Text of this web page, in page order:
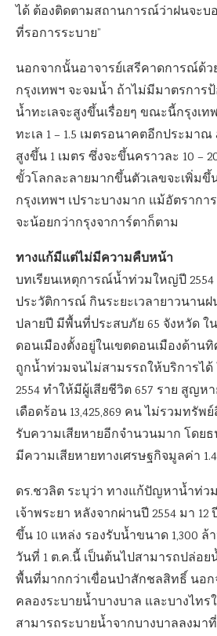
ได้ ต้องติดตามสถานการณ์ว่าฝนจะบ
ที่รอการระบาย”
นอกจากนั้นอาจารย์เสรีคาดการณ์ด้
กรุงเทพฯ จะจมน้ำ ถ้าไม่มีมาตรการ
น้ำทะเลจะสูงขึ้นเรื่อยๆ ขณะนี้กรุงเท
ทะเล 1 – 1.5 เมตรอนาคตอีกประมาณ
สูงขึ้น 1 เมตร ซึ่งจะขึ้นคราวละ 10 –
ขั้วโลกละลายมากขึ้นตัวเลขจะเพิ่มขึ้
กรุงเทพฯ เปราะบางมาก แม้อัตรากา
จะน้อยกว่ากรุงจาการ์ตาก็ตาม
ทางแก้มีแต่ไม่มีความคืบหน้า
บทเรียนเหตุการณ์น้ำท่วมใหญ่ปี
ประวัติการณ์ กินระยะเวลายาวนาน
ปลายปี มีพื้นที่ประสบภัย 65 จังหวัด
ดอนเมืองตั้งอยู่ในเขตดอนเมืองด้าน
ถูกน้ำท่วมจนไม่สามรรถให้บริการไ
2554 ทำให้มีผู้เสียชีวิต 657 ราย สูญห
เดือดร้อน 13,425,869 คน ไม่รวมทรั
รับความเสียหายอีกจำนวนมาก โดย
มีความเสียหายทางเศรษฐกิจมูลค่า
ดร.ชวลิต ระบุว่า ทางแก้ปัญหาน้ำท่ว
เจ้าพระยา หลังจากผ่านปี 2554 มา
ขึ้น 10 แหล่ง รองรับน้ำขนาด 1,300
วันที่ 1 ต.ค.นี้ เป็นต้นไปสามารถปล่อย
พื้นที่มากกว่าเขื่อนป่าสักชลสิทธิ์ นอก
คลองระบายน้ำบางบาล และบางไทร
สามารถระบายน้ำจากบางบาลลงมา